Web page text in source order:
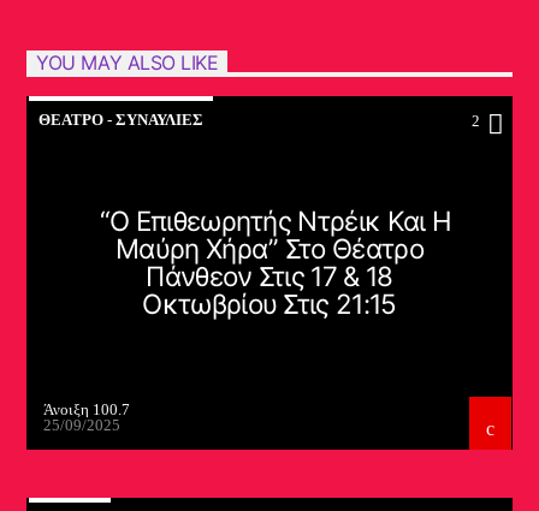
YOU MAY ALSO LIKE
ΘΈΑΤΡΟ - ΣΥΝΑΥΛΊΕΣ 2
“Ο Επιθεωρητής Ντρέικ Και Η
Μαύρη Χήρα” Στο Θέατρο
Πάνθεον Στις 17 & 18
Οκτωβρίου Στις 21:15
Άνοιξη 100.7
25/09/2025